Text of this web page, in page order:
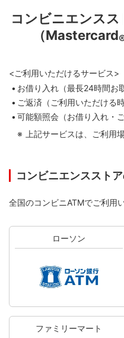
コンビニエンス
（Mastercard
<ご利用いただけるサービス>
お借り入れ（最長24時間お
ご返済（ご利用いただける
可能額照会（お借り入れ・ご
上記サービスは、ご利用
コンビニエンススト
全国のコンビニATMでご利用
ローソン
ファミリーマート